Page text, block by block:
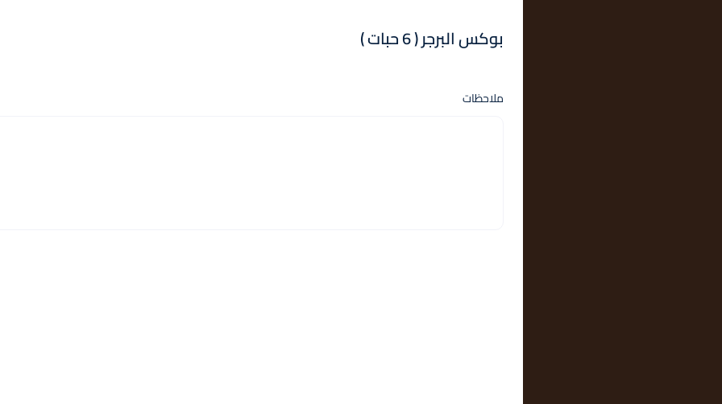
بوكس البرجر ( 6 حبات )
ملاحظات